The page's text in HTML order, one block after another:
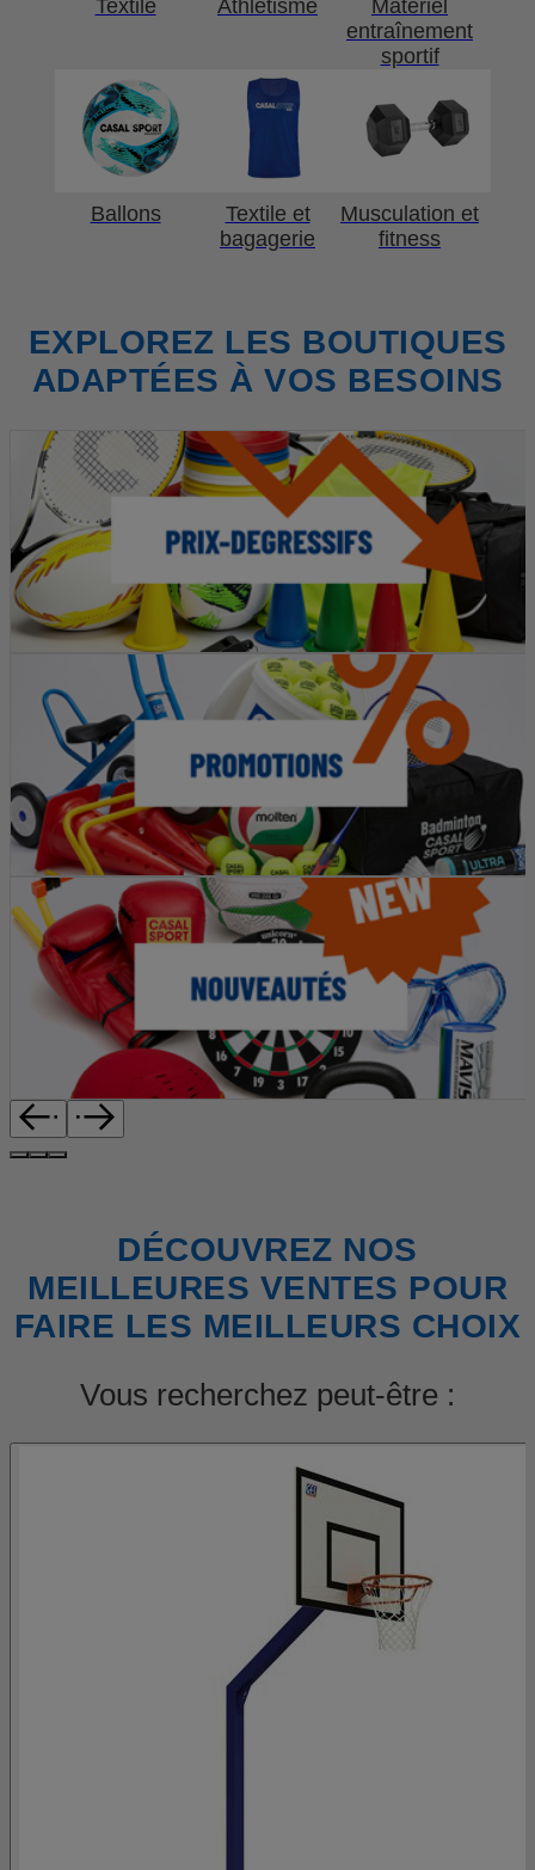
Textile Athlétisme
Matériel
entraînement
sportif
Ballons
Textile et
bagagerie
Musculation et
fitness
EXPLOREZ LES BOUTIQUES
ADAPTÉES À VOS BESOINS
DÉCOUVREZ NOS
MEILLEURES VENTES POUR
FAIRE LES MEILLEURS CHOIX
Vous recherchez peut-être :